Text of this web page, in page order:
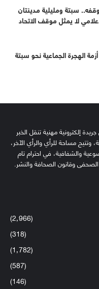
سبتة ومليلية مدينتان
لا يمثل موقف الاتحاد
الهجرة الجماعية نحو سبتة
إلكترونية مهنية تنقل الخبر
وتتيح مساحة للرأي والرأي الآخر،
والشفافية، في احترام تام
وقانون الصحافة والنشر.
(2٬966)
(318)
(1٬782)
(587)
(146)